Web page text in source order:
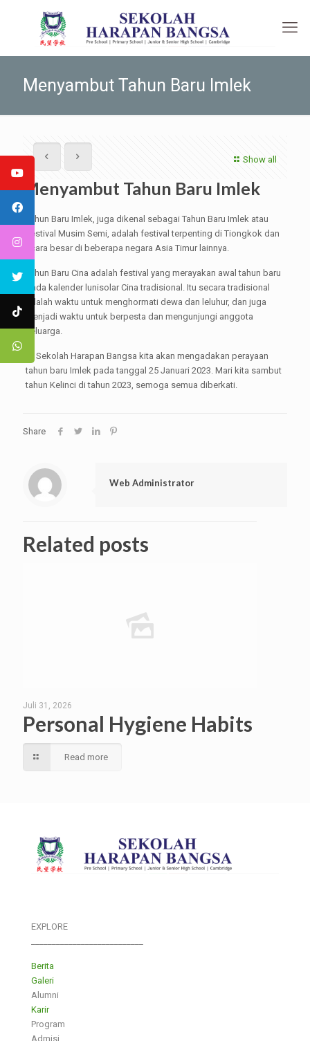
Menyambut Tahun Baru Imlek
Show all
Menyambut Tahun Baru Imlek
Tahun Baru Imlek, juga dikenal sebagai Tahun Baru Imlek atau
Festival Musim Semi, adalah festival terpenting di Tiongkok dan
acara besar di beberapa negara Asia Timur lainnya.
Tahun Baru Cina adalah festival yang merayakan awal tahun baru
pada kalender lunisolar Cina tradisional. Itu secara tradisional
adalah waktu untuk menghormati dewa dan leluhur, dan juga
menjadi waktu untuk berpesta dan mengunjungi anggota
keluarga.
Di Sekolah Harapan Bangsa kita akan mengadakan perayaan
tahun baru Imlek pada tanggal 25 Januari 2023. Mari kita sambut
tahun Kelinci di tahun 2023, semoga semua diberkati.
Share
Web Administrator
Related posts
Juli 31, 2026
Personal Hygiene Habits
Read more
EXPLORE
Berita
Galeri
Alumni
Karir
Program
Admisi